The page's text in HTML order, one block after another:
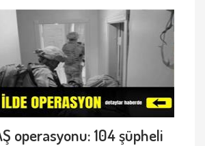
operasyonu: 104 şüpheli